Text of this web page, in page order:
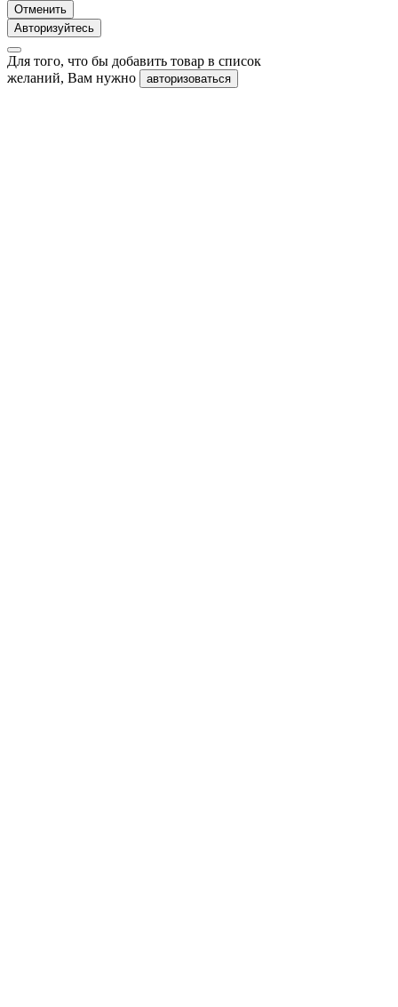
Отменить
Авторизуйтесь
Для того, что бы добавить товар в список
желаний, Вам нужно
авторизоваться